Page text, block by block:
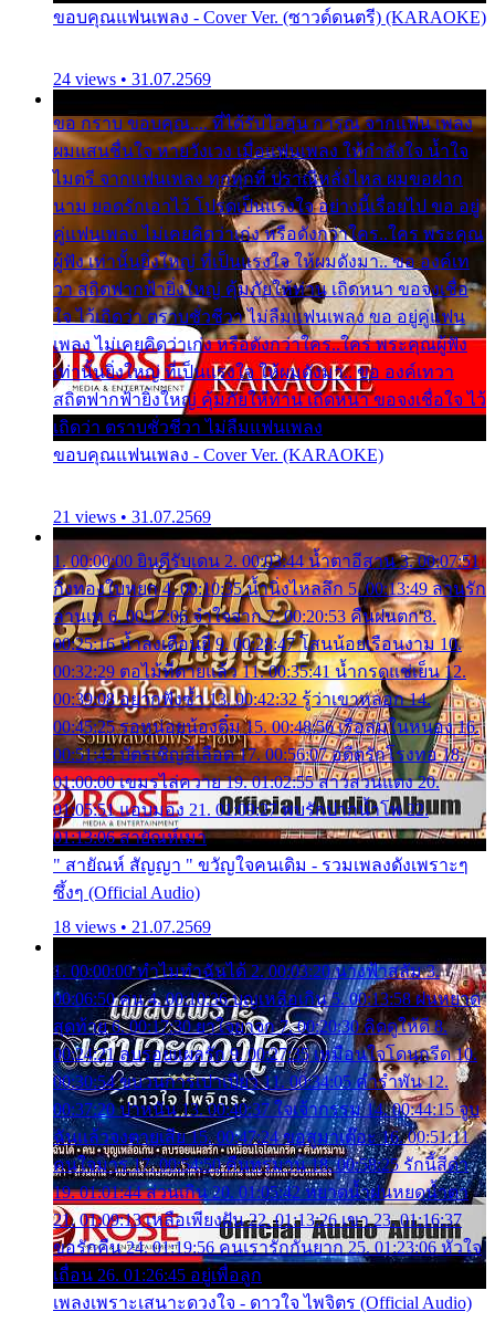
ขอบคุณแฟนเพลง - Cover Ver. (ซาวด์ดนตรี) (KARAOKE)
24 views • 31.07.2569
ขอ กราบ ขอบคุณ.... ที่ได้รับไออุ่น การุณ จากแฟน เพลง
ผมแสนชื่นใจ หายวังเวง เมื่อแฟนเพลง ให้กำลังใจ น้ำใจ
ไมตรี จากแฟนเพลง ทุกทุกที่ ปราณีหลั่งไหล ผมขอฝาก
นาม ยอดรักเอาไว้ โปรดเป็นแรงใจ อย่างนี้เรื่อยไป ขอ อยู่
คู่แฟนเพลง ไม่เคยคิดว่าเก่ง หรือดังกว่าใคร..ใคร พระคุณ
ผู้ฟัง เท่านั้นยิ่งใหญ่ ที่เป็นแรงใจ ให้ผมดังมา.. ขอ องค์เท
วา สถิตฟากฟ้ายิ่งใหญ่ คุ้มภัยให้ท่าน เถิดหนา ขอจงเชื่อ
ใจ ไว้เถิดว่า ตราบชั่วชีวา ไม่ลืมแฟนเพลง ขอ อยู่คู่แฟน
เพลง ไม่เคยคิดว่าเก่ง หรือดังกว่าใคร..ใคร พระคุณผู้ฟัง
เท่านั้นยิ่งใหญ่ ที่เป็นแรงใจ ให้ผมดังมา.. ขอ องค์เทวา
สถิตฟากฟ้ายิ่งใหญ่ คุ้มภัยให้ท่าน เถิดหนา ขอจงเชื่อใจ ไว้
เถิดว่า ตราบชั่วชีวา ไม่ลืมแฟนเพลง
ขอบคุณแฟนเพลง - Cover Ver. (KARAOKE)
21 views • 31.07.2569
1. 00:00:00 ยินดีรับเดน 2. 00:03:44 น้ำตาอีสาน 3. 00:07:51
กิ่งทองใบหยก 4. 00:10:35 น้ำนิ่งไหลลึก 5. 00:13:49 ลานรัก
ลานเท 6. 00:17:06 จำใจจาก 7. 00:20:53 คืนฝนตก 8.
00:25:16 น้ำลงเดือนยี่ 9. 00:28:47 โสนน้อยเรือนงาม 10.
00:32:29 ตอไม้ที่ตายแล้ว 11. 00:35:41 น้ำกรดแช่เย็น 12.
00:39:08 อยากฟังซ้ำ 13. 00:42:32 รู้ว่าเขาหลอก 14.
00:45:25 รอหน่อยน้องติ๋ม 15. 00:48:56 เรือล่มในหนอง 16.
00:51:43 บัตรเชิญสีเลือด 17. 00:56:07 อดีตรักโรงทอ 18.
01:00:00 เขมรไล่ควาย 19. 01:02:55 สาวสวนแตง 20.
01:05:51 แอบมอง 21. 01:09:27 พบรักปากน้ำโพ 22.
01:13:06 สายัณห์เมา
" สายัณห์ สัญญา " ขวัญใจคนเดิม - รวมเพลงดังเพราะๆ
ซึ้งๆ (Official Audio)
18 views • 21.07.2569
1. 00:00:00 ทำไมทำฉันได้ 2. 00:03:20 นางฟ้าสลัม 3.
00:06:50 คน 4. 00:10:36 บุญเหลือเกิน 5. 00:13:58 ฝนหยาด
สุดท้าย 6. 00:17:30 ยาใจยาจก 7. 00:20:30 คิดดูให้ดี 8.
00:24:21 ลบรอยแผลรัก 9. 00:27:35 เหมือนใจโดนกรีด 10.
00:30:54 ขบวนการเปาเปียว 11. 00:34:05 คำรำพัน 12.
00:37:20 ปาหนัน 13. 00:40:37 ใจเจ้ากรรม 14. 00:44:15 จูบ
ฉันแล้วจงตายเสีย 15. 00:47:24 ขอสูมาเต๊อะ 16. 00:51:11
คนใจมาร 17. 00:54:50 คืนทรมาน 18. 00:58:25 รักนี้สีดำ
19. 01:01:44 ส่วนเกิน 20. 01:05:42 หยาดน้ำฝนหยดน้ำตา
21. 01:09:13 เหลือเพียงฝัน 22. 01:13:26 เขา 23. 01:16:37
ขอรักคืน 24. 01:19:56 คนเรารักกันยาก 25. 01:23:06 หัวใจ
เถื่อน 26. 01:26:45 อยู่เพื่อลูก
เพลงเพราะเสนาะดวงใจ - ดาวใจ ไพจิตร (Official Audio)